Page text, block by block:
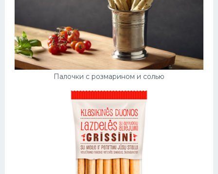
Палочки с розмарином и солью